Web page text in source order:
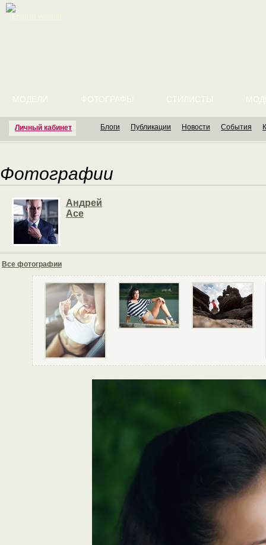
Личный кабинет
МОДЕЛИ ФОТОГРАФЫ СТИЛИСТЫ
Блоги Публикации Новости События
Фотографии
Андрей
Ace
Все фотографии